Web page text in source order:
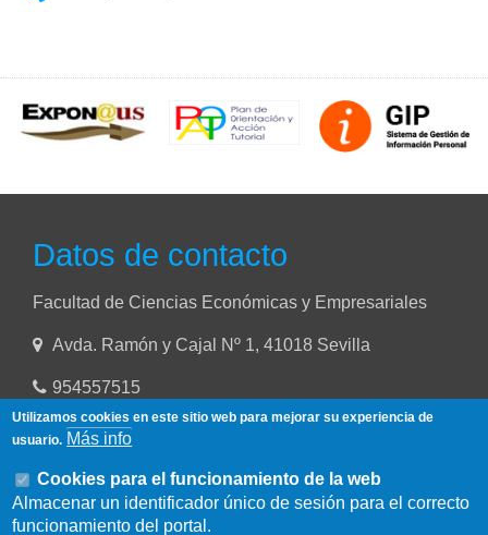
Datos de contacto
Facultad de Ciencias Económicas y Empresariales
Avda. Ramón y Cajal Nº 1, 41018 Sevilla
954557515
Utilizamos cookies en este sitio web para mejorar su experiencia de
usuario. Más info
Cookies para el funcionamiento de la web
Almacenar un identificador único de sesión para el correcto
funcionamiento del portal.